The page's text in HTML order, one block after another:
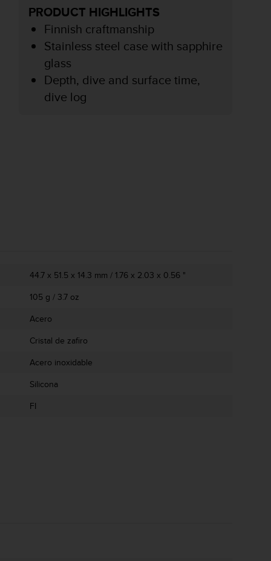
PRODUCT HIGHLIGHTS
Finnish craftmanship
Stainless steel case with sapphire
glass
Depth, dive and surface time,
dive log
44.7 x 51.5 x 14.3 mm / 1.76 x 2.03 x 0.56 "
105 g / 3.7 oz
Acero
Cristal de zafiro
Acero inoxidable
Silicona
FI